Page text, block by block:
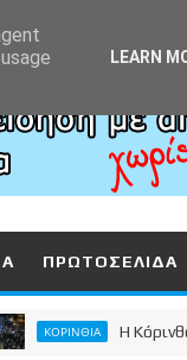
ΠΡΩΤΟΣΕΛΙΔΑ
Η Κόρινθος
LEARN